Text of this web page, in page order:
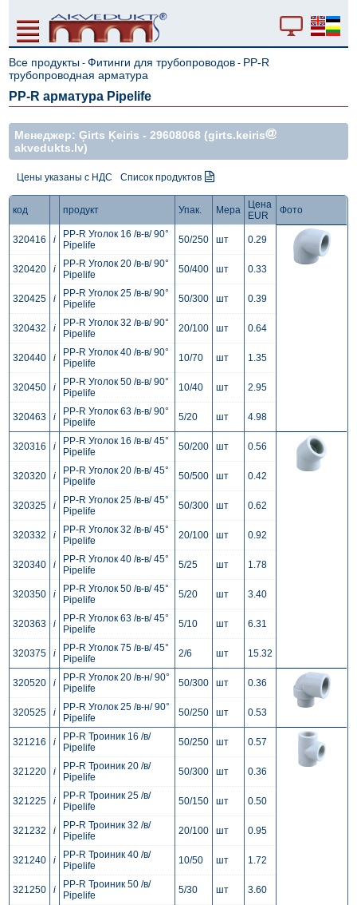
Все продукты -Фитинги для трубопроводов - PP-R
трубопроводная арматура
PP-R арматура Pipelife
Mенеджер: Ģirts Ķeiris -29608068 (girts.keiris
akvedukts.lv)
Цены указаны с НДС Список продуктов
код продукт Упак. Мера
Цена
EUR
Фото
320416 i
PP-R Уголок 16 /в-в/ 90°
Pipelife
50/250 шт 0.29
320420 i
PP-R Уголок 20 /в-в/ 90°
Pipelife
50/400 шт 0.33
320425 i
PP-R Уголок 25 /в-в/ 90°
Pipelife
50/300 шт 0.39
320432 i
PP-R Уголок 32 /в-в/ 90°
Pipelife
20/100 шт 0.64
320440 i
PP-R Уголок 40 /в-в/ 90°
Pipelife
10/70 шт 1.35
320450 i
PP-R Уголок 50 /в-в/ 90°
Pipelife
10/40 шт 2.95
320463 i
PP-R Уголок 63 /в-в/ 90°
Pipelife
5/20 шт 4.98
320316 i
PP-R Уголок 16 /в-в/ 45°
Pipelife
50/200 шт 0.56
320320 i
PP-R Уголок 20 /в-в/ 45°
Pipelife
50/500 шт 0.42
320325 i
PP-R Уголок 25 /в-в/ 45°
Pipelife
50/300 шт 0.62
320332 i
PP-R Уголок 32 /в-в/ 45°
Pipelife
20/100 шт 0.92
320340 i
PP-R Уголок 40 /в-в/ 45°
Pipelife
5/25 шт 1.78
320350 i
PP-R Уголок 50 /в-в/ 45°
Pipelife
5/20 шт 3.40
320363 i
PP-R Уголок 63 /в-в/ 45°
Pipelife
5/10 шт 6.31
320375 i
PP-R Уголок 75 /в-в/ 45°
Pipelife
2/6 шт 15.32
320520 i
PP-R Уголок 20 /в-н/ 90°
Pipelife
50/300 шт 0.36
320525 i
PP-R Уголок 25 /в-н/ 90°
Pipelife
50/250 шт 0.53
321216 i
PP-R Троиник 16 /в/
Pipelife
50/250 шт 0.57
321220 i
PP-R Троиник 20 /в/
Pipelife
50/300 шт 0.36
321225 i
PP-R Троиник 25 /в/
Pipelife
50/150 шт 0.50
321232 i
PP-R Троиник 32 /в/
Pipelife
20/100 шт 0.95
321240 i
PP-R Троиник 40 /в/
Pipelife
10/50 шт 1.72
321250 i
PP-R Троиник 50 /в/
Pipelife
5/30 шт 3.60